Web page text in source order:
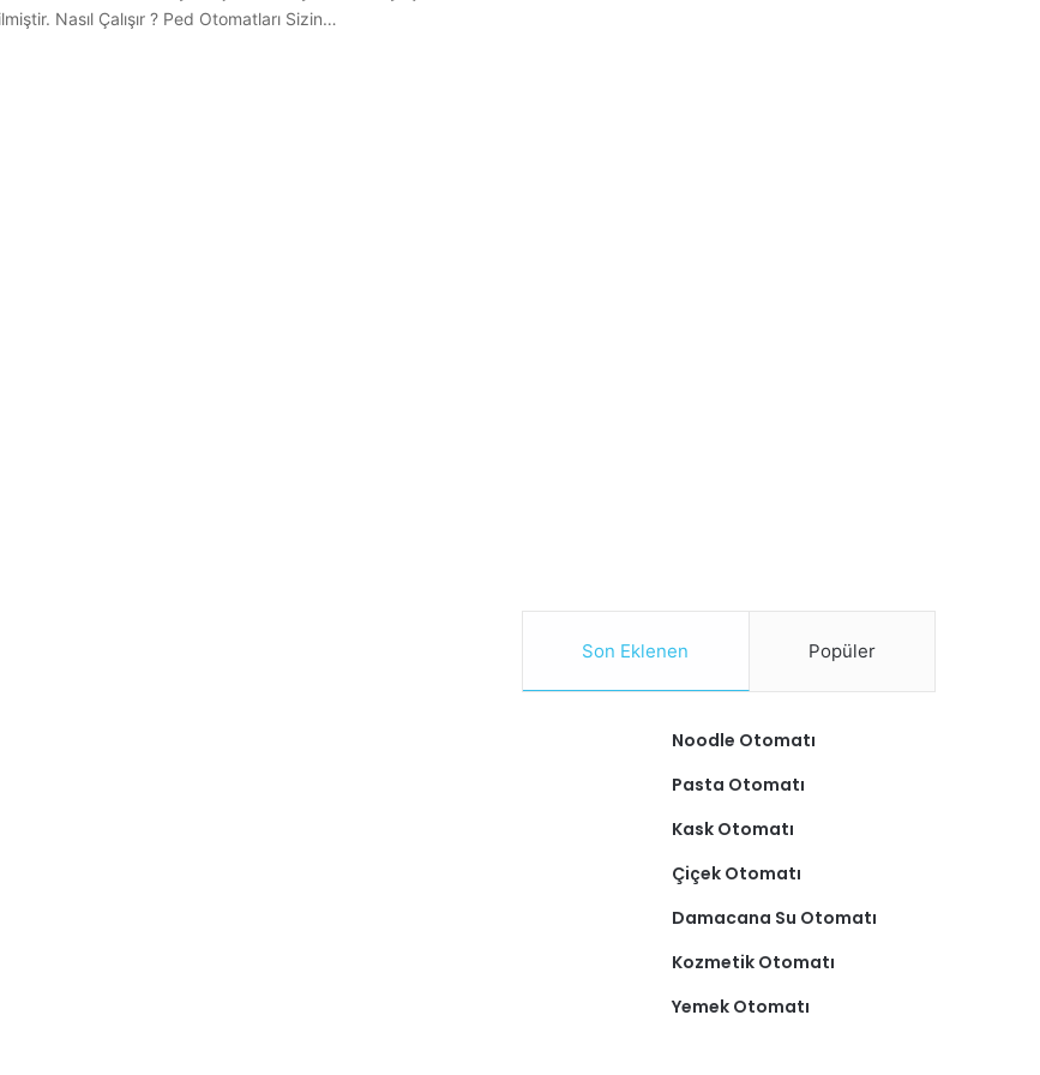
Nasıl Çalışır ? Ped Otomatları Sizin…
Son Eklenen Popüler
Noodle Otomatı
Pasta Otomatı
Kask Otomatı
Çiçek Otomatı
Damacana Su Otomatı
Kozmetik Otomatı
Yemek Otomatı